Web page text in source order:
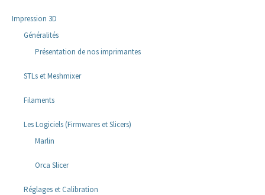
Impression 3D
Généralités
Présentation de nos imprimantes
STLs et Meshmixer
Filaments
Les Logiciels (Firmwares et Slicers)
Marlin
Orca Slicer
Réglages et Calibration